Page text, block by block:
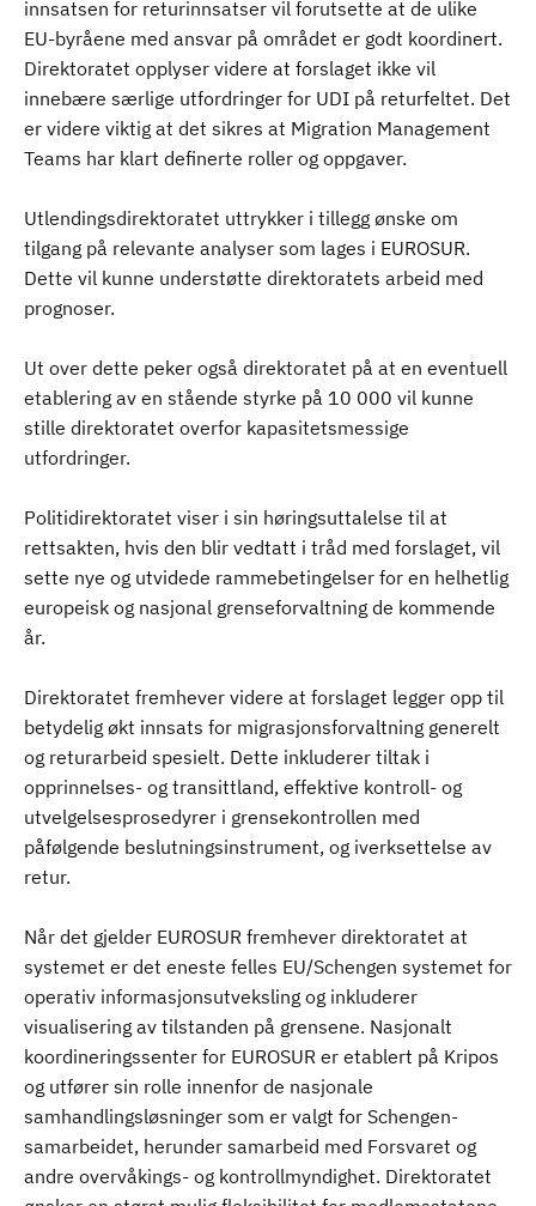
innsatsen for returinnsatser vil forutsette at de ulike
EU-byråene med ansvar på området er godt koordinert.
Direktoratet opplyser videre at forslaget ikke vil
innebære særlige utfordringer for UDI på returfeltet. Det
er videre viktig at det sikres at Migration Management
Teams har klart definerte roller og oppgaver.
Utlendingsdirektoratet uttrykker i tillegg ønske om
tilgang på relevante analyser som lages i EUROSUR.
Dette vil kunne understøtte direktoratets arbeid med
prognoser.
Ut over dette peker også direktoratet på at en eventuell
etablering av en stående styrke på 10 000 vil kunne
stille direktoratet overfor kapasitetsmessige
utfordringer.
Politidirektoratet viser i sin høringsuttalelse til at
rettsakten, hvis den blir vedtatt i tråd med forslaget, vil
sette nye og utvidede rammebetingelser for en helhetlig
europeisk og nasjonal grenseforvaltning de kommende
år.
Direktoratet fremhever videre at forslaget legger opp til
betydelig økt innsats for migrasjonsforvaltning generelt
og returarbeid spesielt. Dette inkluderer tiltak i
opprinnelses- og transittland, effektive kontroll- og
utvelgelsesprosedyrer i grensekontrollen med
påfølgende beslutningsinstrument, og iverksettelse av
retur.
Når det gjelder EUROSUR fremhever direktoratet at
systemet er det eneste felles EU/Schengen systemet for
operativ informasjonsutveksling og inkluderer
visualisering av tilstanden på grensene. Nasjonalt
koordineringssenter for EUROSUR er etablert på Kripos
og utfører sin rolle innenfor de nasjonale
samhandlingsløsninger som er valgt for Schengen-
samarbeidet, herunder samarbeid med Forsvaret og
andre overvåkings- og kontrollmyndighet. Direktoratet